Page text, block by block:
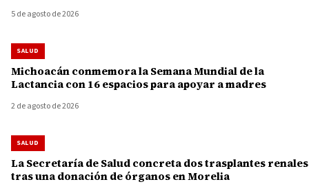
5 de agosto de 2026
SALUD
Michoacán conmemora la Semana Mundial de la
Lactancia con 16 espacios para apoyar a madres
2 de agosto de 2026
SALUD
La Secretaría de Salud concreta dos trasplantes renales
tras una donación de órganos en Morelia